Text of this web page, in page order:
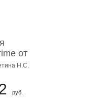
от
� ...Н.С.
руб.